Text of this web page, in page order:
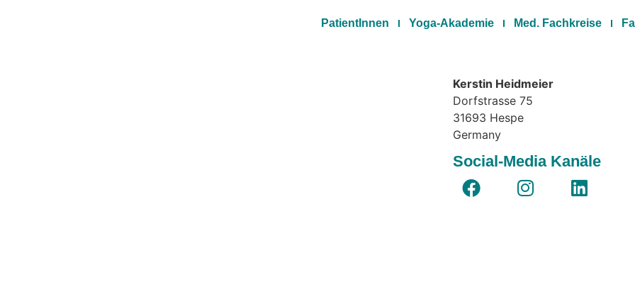
PatientInnen Yoga-Akademie Med. Fachkreise
Kerstin Heidmeier
Dorfstrasse 75
31693 Hespe
Germany
Social-Media Kanäle